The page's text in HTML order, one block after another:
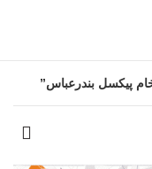
پیکسل بندرعباس”